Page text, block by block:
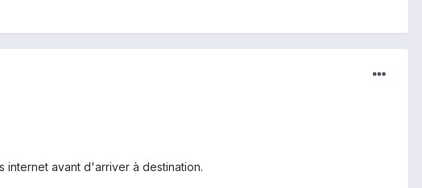
internet avant d'arriver à destination.